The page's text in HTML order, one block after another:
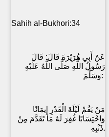
Sahih al-Bukhori:34
عَنْ أَبِي هُرَيْرَةَ قَالَ: قَالَ
رَسُولُ اللَّهِ صَلَّى اللَّهُ عَلَيْهِ
وَسَلَّمَ:
مَنْ يَقُمْ لَيْلَةَ الْقَدْرِ إِيمَانًا
وَاحْتِسَابًا غُفِرَ لَهُ مَا تَقَدَّمَ مِنْ
ذَنْبِهِ.